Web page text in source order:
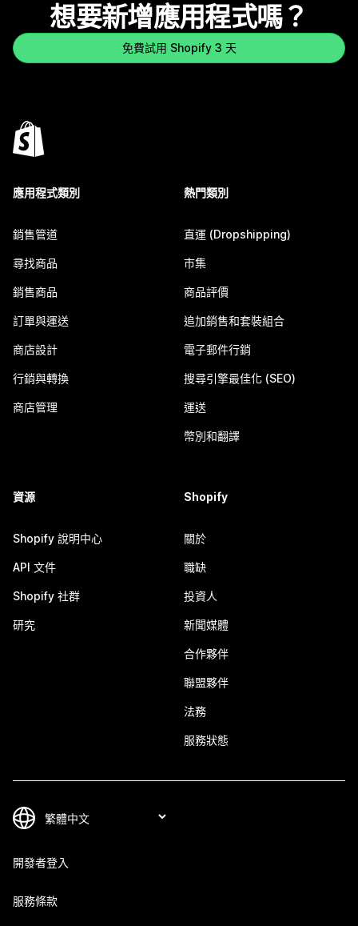
想要新增應用程式嗎？
免費試用 Shopify 3 天
應用程式類別
銷售管道
尋找商品
銷售商品
訂單與運送
商店設計
行銷與轉換
商店管理
熱門類別
直運 (Dropshipping)
市集
商品評價
追加銷售和套裝組合
電子郵件行銷
搜尋引擎最佳化 (SEO)
運送
幣別和翻譯
資源
Shopify 說明中心
API 文件
Shopify 社群
研究
Shopify
關於
職缺
投資人
新聞媒體
合作夥伴
聯盟夥伴
法務
服務狀態
開發者登入
服務條款